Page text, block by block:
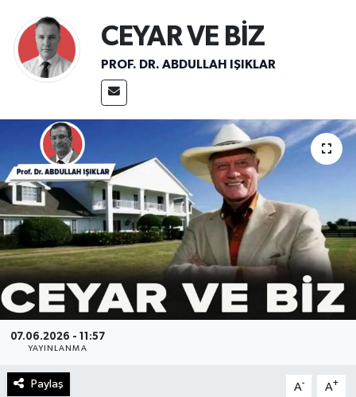
CEYAR VE BİZ
PROF. DR. ABDULLAH IŞIKLAR
07.06.2026 - 11:57
YAYINLANMA
Paylaş A- A+
Sağlık
Spor
Teknoloji
Yaşam